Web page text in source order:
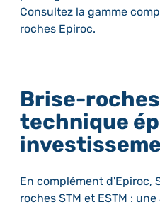
Consultez la gamme
roches Epiroc.
Brise-roches
technique
En complément d'Epiroc,
roches STM et ESTM :